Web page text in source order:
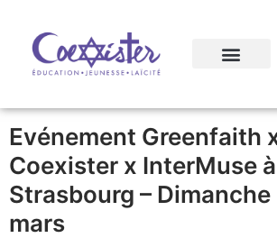
Evénement Greenfaith
Coexister x InterMuse à
Strasbourg – Dimanche
mars